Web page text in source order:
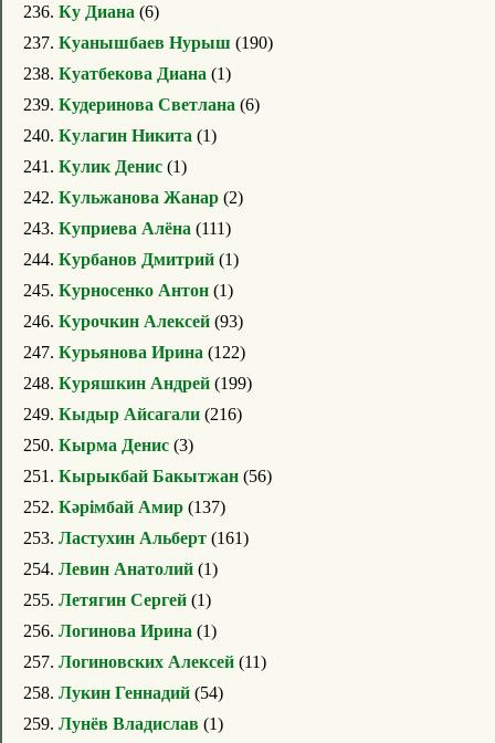
236. Ку Диана (6)
237. Куанышбаев Нурыш (190)
238. Куатбекова Диана (1)
239. Кудеринова Светлана (6)
240. Кулагин Никита (1)
241. Кулик Денис (1)
242. Кульжанова Жанар (2)
243. Куприева Алёна (111)
244. Курбанов Дмитрий (1)
245. Курносенко Антон (1)
246. Курочкин Алексей (93)
247. Курьянова Ирина (122)
248. Куряшкин Андрей (199)
249. Кыдыр Айсагали (216)
250. Кырма Денис (3)
251. Кырыкбай Бакытжан (56)
252. Кәрімбай Амир (137)
253. Ластухин Альберт (161)
254. Левин Анатолий (1)
255. Летягин Сергей (1)
256. Логинова Ирина (1)
257. Логиновских Алексей (11)
258. Лукин Геннадий (54)
259. Лунёв Владислав (1)